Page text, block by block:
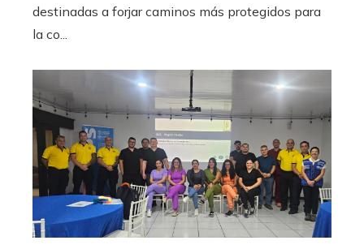
destinadas a forjar caminos más protegidos para
la co...